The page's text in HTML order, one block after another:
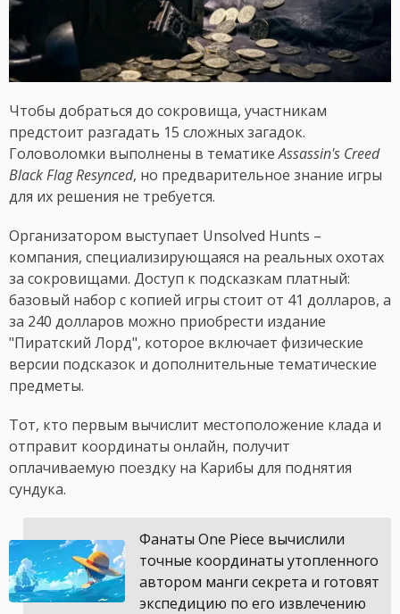
Чтобы добраться до сокровища, участникам
предстоит разгадать 15 сложных загадок.
Головоломки выполнены в тематикеAssassin's Creed
Black Flag Resynced, но предварительное знание игры
для их решения не требуется.
Организатором выступает Unsolved Hunts –
компания, специализирующаяся на реальных охотах
за сокровищами. Доступ к подсказкам платный:
базовый набор с копией игры стоит от 41 долларов, а
за 240 долларов можно приобрести издание
"Пиратский Лорд", которое включает физические
версии подсказок и дополнительные тематические
предметы.
Тот, кто первым вычислит местоположение клада и
отправит координаты онлайн, получит
оплачиваемую поездку на Карибы для поднятия
сундука.
Фанаты One Piece вычислили
точные координаты утопленного
автором манги секрета и готовят
экспедицию по его извлечению